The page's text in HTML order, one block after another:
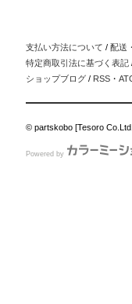
支払い方法について / 配送
特定商取引法に基づく表記
ショップブログ / RSS ・
© partskobo [Tesoro
Powered by